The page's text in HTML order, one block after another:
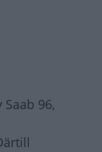
96,